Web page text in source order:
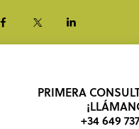
PRIMERA
+34 649